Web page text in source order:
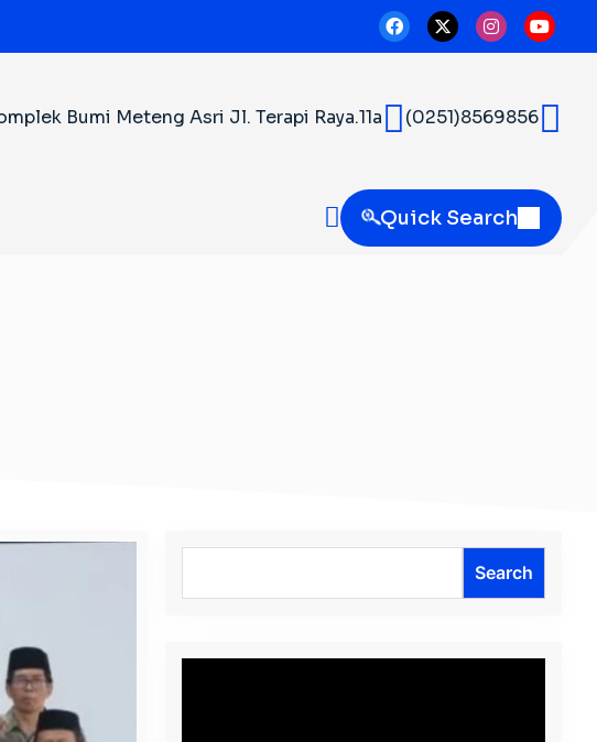
Bumi Meteng Asri Jl. Terapi Raya.11a (0251)8569856
Quick Search
Search